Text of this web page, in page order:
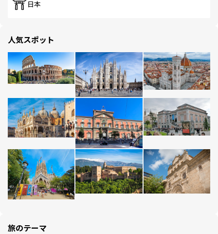
日本
人気スポット
旅のテーマ